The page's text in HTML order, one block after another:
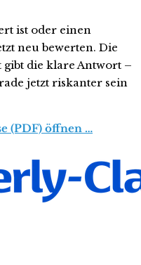
ist oder einen
neu bewerten. Die
gibt die klare Antwort –
jetzt riskanter sein
(PDF) öffnen …